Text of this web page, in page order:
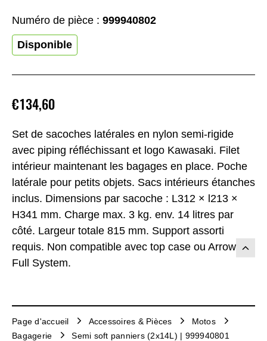
Set de sacoches latérales en nylon semi-rigide
avec piping réfléchissant et logo Kawasaki. Filet
intérieur maintenant les bagages en place. Poche
latérale pour petits objets. Sacs intérieurs étanches
inclus. Dimensions par sacoche : L312 × l213 ×
H341 mm. Charge max. 3 kg. env. 14 litres par
côté. Largeur totale 815 mm. Support assorti
requis. Non compatible avec top case ou Arrow
Full System.
€134,60
Numéro de pièce : 999940802
Disponible
Page d'accueil Accessoires & Pièces
Motos
Bagagerie
Semi soft panniers (2x14L) | 999940801